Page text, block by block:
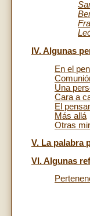
IV. Algunas
En el
Una
Cara a
El
Más allá
Otras
V. La palabra
VI. Algunas